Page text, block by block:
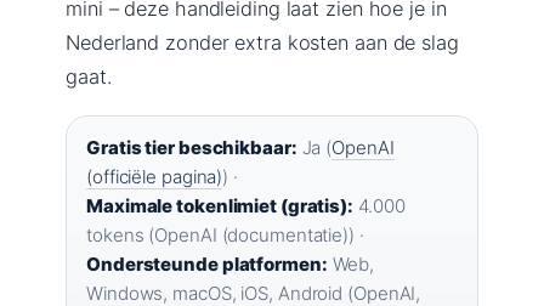
mini – deze handleiding laat zien hoe je in
Nederland zonder extra kosten aan de slag
gaat.
Gratis tier beschikbaar: Ja (OpenAI
(officiële pagina)) ·
Maximale tokenlimiet (gratis): 4.000
tokens (OpenAI (documentatie)) ·
Ondersteunde platformen: Web,
Windows, macOS, iOS, Android (OpenAI,